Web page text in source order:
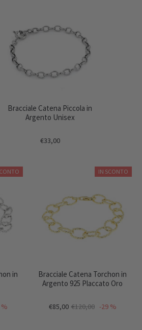
Bracciale Catena Piccola in
Argento Unisex
€33,00
in
IN SCONTO
Bracciale Catena Torchon in
Argento 925 Placcato Oro
€85,00 €120,00 -29 %